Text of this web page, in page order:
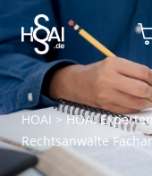
HOAI > HOAI
Rechtsanwälte